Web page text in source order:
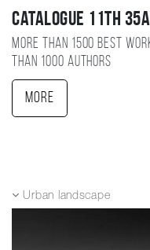
Catalogue 11TH
More than 1500 best
than 1000 authors
More
Urban landscape